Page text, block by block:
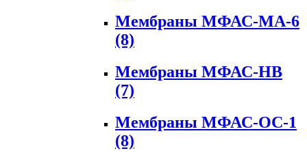
Мембраны МФАС-МА-6
(8)
Мембраны МФАС-НВ
(7)
Мембраны МФАС-ОС-1
(8)